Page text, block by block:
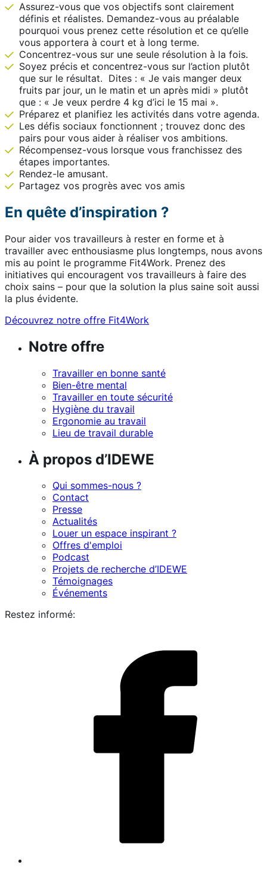
Assurez-vous que vos objectifs sont clairement
définis et réalistes. Demandez-vous au préalable
pourquoi vous prenez cette résolution et ce qu’elle
vous apportera à court et à long terme.
Concentrez-vous sur une seule résolution à la fois.
Soyez précis et concentrez-vous sur l’action plutôt
que sur le résultat. Dites : « Je vais manger deux
fruits par jour, un le matin et un après midi » plutôt
que : « Je veux perdre 4 kg d’ici le 15 mai ».
Préparez et planifiez les activités dans votre agenda.
Les défis sociaux fonctionnent ; trouvez donc des
pairs pour vous aider à réaliser vos ambitions.
Récompensez-vous lorsque vous franchissez des
étapes importantes.
Rendez-le amusant.
Partagez vos progrès avec vos amis
En quête d’inspiration ?
Pour aider vos travailleurs à rester en forme et à
travailler avec enthousiasme plus longtemps, nous avons
mis au point le programme Fit4Work. Prenez des
initiatives qui encouragent vos travailleurs à faire des
choix sains – pour que la solution la plus saine soit aussi
la plus évidente.
Découvrez notre offre Fit4Work
Notre offre
Travailler en bonne santé
Bien-être mental
Travailler en toute sécurité
Hygiène du travail
Ergonomie au travail
Lieu de travail durable
À propos d’IDEWE
Qui sommes-nous ?
Contact
Presse
Actualités
Louer un espace inspirant ?
Offres d'emploi
Podcast
Projets de recherche d’IDEWE
Témoignages
Événements
Restez informé: